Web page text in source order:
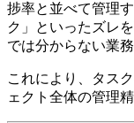
捗率と並べて管理
ク」といったズレ
では分からない業
これにより、タス
ェクト全体の管理